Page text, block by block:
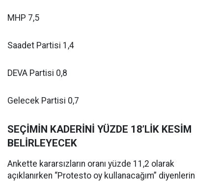
MHP 7,5
Saadet Partisi 1,4
DEVA Partisi 0,8
Gelecek Partisi 0,7
SEÇİMİN KADERİNİ YÜZDE 18’LİK KESİM
BELİRLEYECEK
Ankette kararsızların oranı yüzde 11,2 olarak
açıklanırken “Protesto oy kullanacağım” diyenlerin